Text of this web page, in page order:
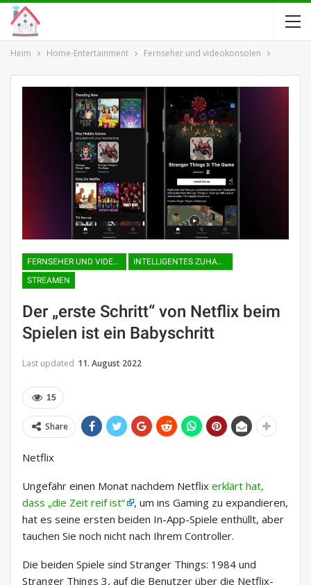
Heim Home-Entertainment Fernseher und videokonsolen
FERNSEHER UND VIDEOKONSOLEN
INTELLIGENTES ZUHAUSE
STREAMEN
Der „erste Schritt“ von Netflix beim
Spielen ist ein Babyschritt
Last updated 11. August 2022
15
Share
Netflix
Ungefähr einen Monat nachdem Netflix erklärt hat,
dass „die Zeit reif ist“
, um ins Gaming zu expandieren,
hat es seine ersten beiden In-App-Spiele enthüllt, aber
tauchen Sie noch nicht nach Ihrem Controller.
Die beiden Spiele sind Stranger Things: 1984 und
Stranger Things 3, auf die Benutzer über die Netflix-